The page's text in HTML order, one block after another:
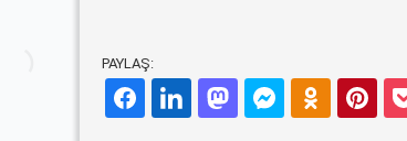
PAYLAŞ: